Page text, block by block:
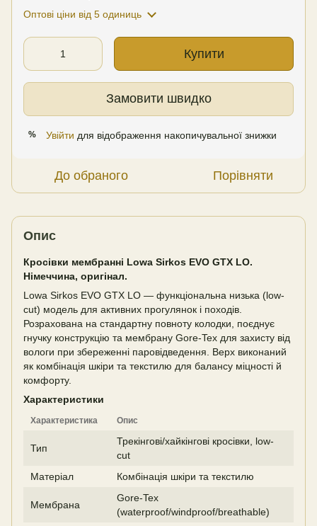
Оптові ціни від 5 одиниць
Купити
Замовити швидко
% Увійти для відображення накопичувальної знижки
До обраного Порівняти
Опис
Кросівки мембранні Lowa Sirkos EVO GTX LO.
Німеччина, оригінал.
Lowa Sirkos EVO GTX LO — функціональна низька (low-
cut) модель для активних прогулянок і походів.
Розрахована на стандартну повноту колодки, поєднує
гнучку конструкцію та мембрану Gore-Tex для захисту від
вологи при збереженні паровідведення. Верх виконаний
як комбінація шкіри та текстилю для балансу міцності й
комфорту.
Характеристики
Характеристика Опис
Тип
Трекінгові/хайкінгові кросівки, low-
cut
Матеріал
Комбінація шкіри та текстилю
Мембрана
Gore-Tex
(waterproof/windproof/breathable)